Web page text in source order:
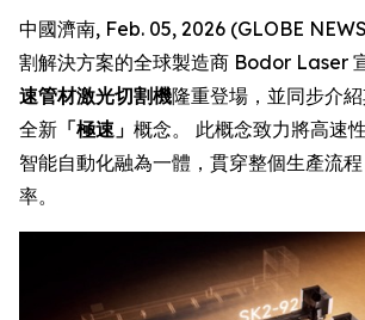
中國濟南, Feb. 05, 2026 (GLOBE
割解決方案的全球製造商 Bodor Laser
速管材激光切割機隆重登場，並同步介
全新 「極速」 概念。 此概念致力將高速
智能自動化融為一體，貫穿整個生產流
率。